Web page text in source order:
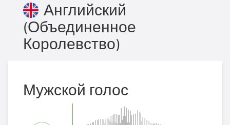
Английский
(Объединенное
Королевство)
Мужской голос